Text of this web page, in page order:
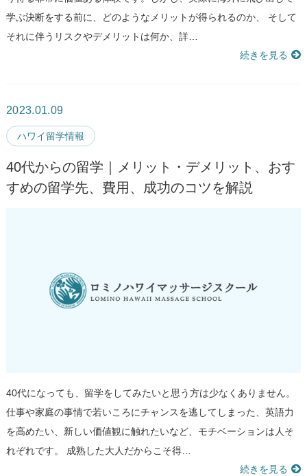
学ぶ決断をする前に、どのようなメリットが得られるのか、 そして
それに伴うリスクやデメリットは何か、詳…
続きを見る
2023.01.09
ハワイ留学情報
40代からの留学｜メリット・デメリット、おす
すめの留学先、費用、成功のコツを解説
40代になっても、留学をしてみたいと思う方は少なくありません。
仕事や家庭の事情で若いころにチャンスを逃してしまった、英語力
を高めたい、新しい価値観に触れたいなど、モチベーションは人そ
れぞれです。 成熟した大人だからこそ得…
続きを見る